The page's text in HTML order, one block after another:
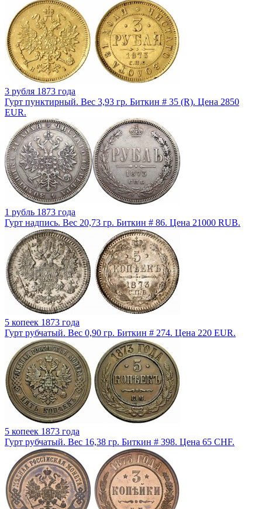
3 рубля 1873 года
Гурт пунктирный. Вес 3,93 гр. Биткин # 35 (R). Цена 2850
EUR.
1 рубль 1873 года
Гурт надпись. Вес 20,73 гр. Биткин # 86. Цена 21000 RUB.
5 копеек 1873 года
Гурт рубчатый. Вес 0,90 гр. Биткин # 274. Цена 220 EUR.
5 копеек 1873 года
Гурт рубчатый. Вес 16,38 гр. Биткин # 398. Цена 65 CHF.